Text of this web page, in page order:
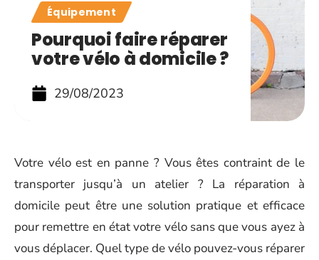
Équipement
Pourquoi faire réparer
votre vélo à domicile ?
29/08/2023
Votre vélo est en panne ? Vous êtes contraint de le
transporter jusqu’à un atelier ? La réparation à
domicile peut être une solution pratique et efficace
pour remettre en état votre vélo sans que vous ayez à
vous déplacer. Quel type de vélo pouvez-vous réparer